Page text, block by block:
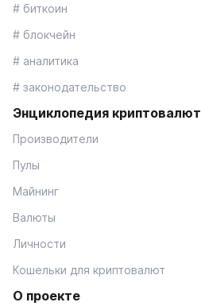
# биткоин
# блокчейн
# аналитика
# законодательство
Энциклопедия криптовалют
Производители
Пулы
Майнинг
Валюты
Личности
Кошельки для криптовалют
О проекте